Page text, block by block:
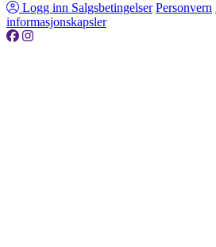
Logg inn Salgsbetingelser Personvern
informasjonskapsler